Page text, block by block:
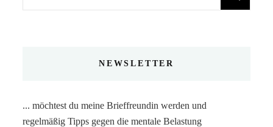
nach:
NEWSLETTER
... möchtest du meine Brieffreundin werden und
regelmäßig Tipps gegen die mentale Belastung